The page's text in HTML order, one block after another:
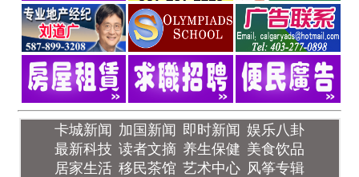
卡城新闻 加国新闻 即时新闻 娱乐八卦
最新科技 读者文摘 养生保健 美食饮品
居家生活 移民茶馆 艺术中心 风筝专辑